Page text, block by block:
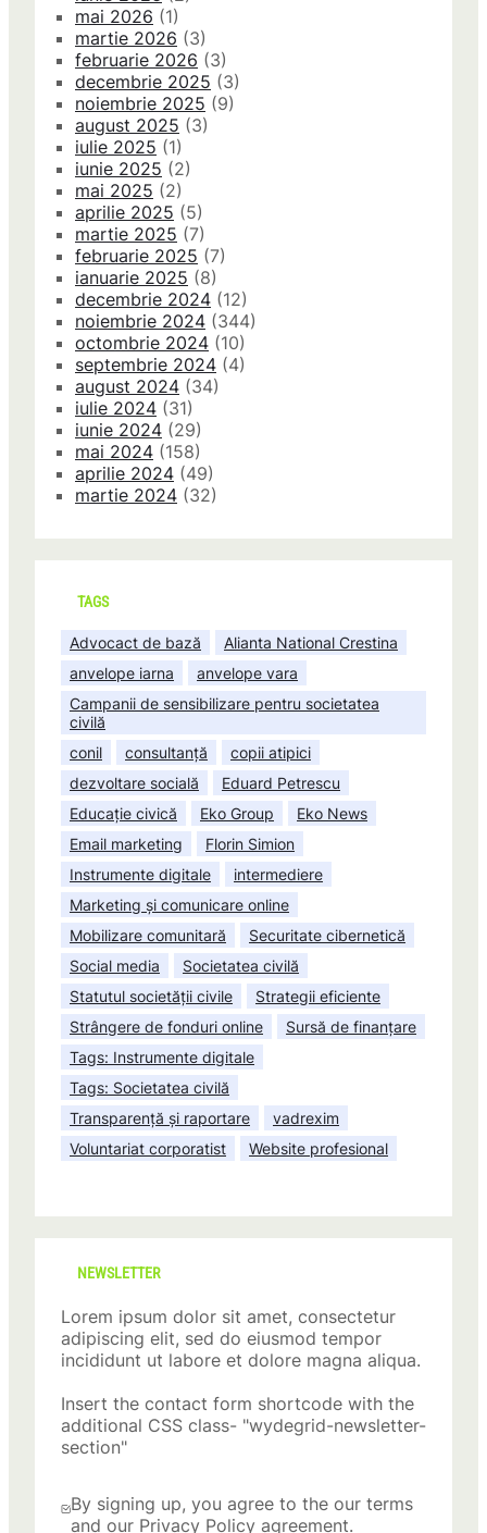
mai 2026 (1)
martie 2026 (3)
februarie 2026 (3)
decembrie 2025 (3)
noiembrie 2025 (9)
august 2025 (3)
iulie 2025 (1)
iunie 2025 (2)
mai 2025 (2)
aprilie 2025 (5)
martie 2025 (7)
februarie 2025 (7)
ianuarie 2025 (8)
decembrie 2024 (12)
noiembrie 2024 (344)
octombrie 2024 (10)
septembrie 2024 (4)
august 2024 (34)
iulie 2024 (31)
iunie 2024 (29)
mai 2024 (158)
aprilie 2024 (49)
martie 2024 (32)
TAGS
Advocact de bază
Alianta National Crestina
anvelope iarna
anvelope vara
Campanii de sensibilizare pentru societatea
civilă
conil
consultanță
copii atipici
dezvoltare socială
Eduard Petrescu
Educație civică
Eko Group
Eko News
Email marketing
Florin Simion
Instrumente digitale
intermediere
Marketing și comunicare online
Mobilizare comunitară
Securitate cibernetică
Social media
Societatea civilă
Statutul societății civile
Strategii eficiente
Strângere de fonduri online
Sursă de finanțare
Tags: Instrumente digitale
Tags: Societatea civilă
Transparență și raportare
vadrexim
Voluntariat corporatist
Website profesional
NEWSLETTER
Lorem ipsum dolor sit amet, consectetur
adipiscing elit, sed do eiusmod tempor
incididunt ut labore et dolore magna aliqua.
Insert the contact form shortcode with the
additional CSS class- "wydegrid-newsletter-
section"
By signing up, you agree to the our terms
and our Privacy Policy agreement.